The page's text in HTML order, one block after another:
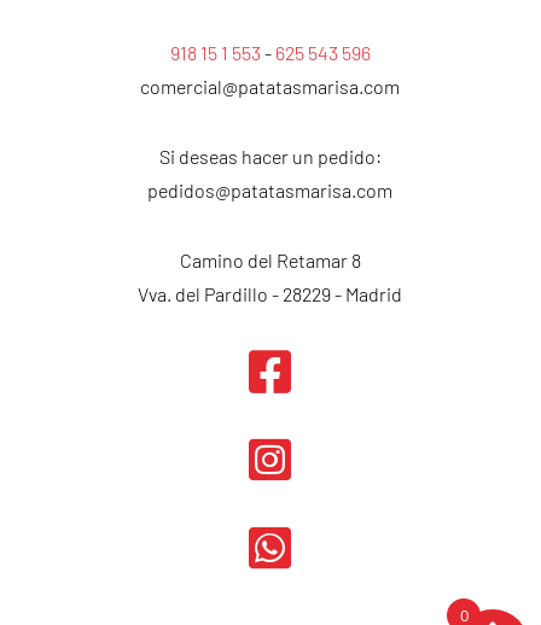
918 15 1 553 - 625 543 596
comercial@patatasmarisa.com
Si deseas hacer un pedido:
pedidos@patatasmarisa.com
Camino del Retamar 8
Vva. del Pardillo - 28229 - Madrid



0